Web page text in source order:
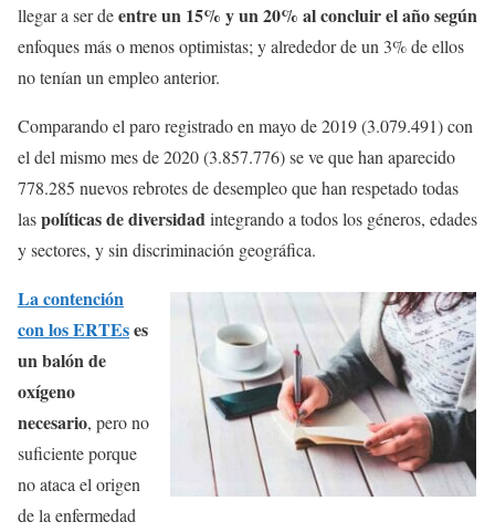
llegar a ser deentre un 15% y un 20% al concluir el año según
enfoques más o menos optimistas; y alrededor de un 3% de ellos
no tenían un empleo anterior.
Comparando el paro registrado en mayo de 2019 (3.079.491) con
el del mismo mes de 2020 (3.857.776) se ve que han aparecido
778.285 nuevos rebrotes de desempleo que han respetado todas
laspolíticas de diversidadintegrando a todos los géneros, edades
y sectores, y sin discriminación geográfica.
La contención
con los ERTEses
un balón de
oxígeno
necesario, pero no
suficiente porque
no ataca el origen
de la enfermedad